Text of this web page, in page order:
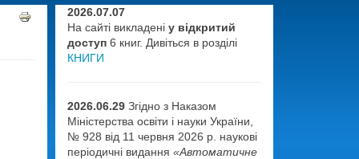
2026.07.07
На сайті викладені у відкритий
доступ6 книг. Дивіться в розділі
КНИГИ
2026.06.29Згідно з Наказом
Міністерства освіти і науки України,
№ 928 від 11 червня 2026 р. наукові
періодичні видання «Автоматичне